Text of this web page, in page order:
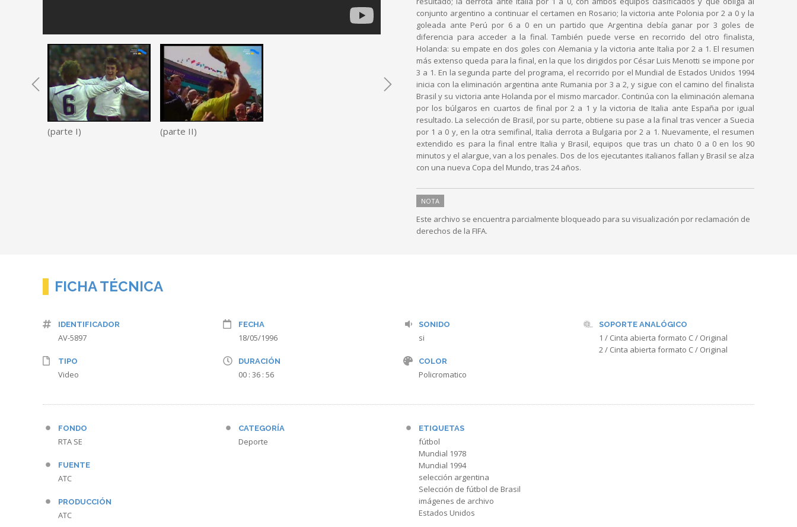
(parte I) (parte II)
conjunto argentino a continuar el certamen en Rosario; la victoria ante Polonia por 2 a 0 y la
goleada ante Perú por 6 a 0 en un partido que Argentina debía ganar por 3 goles de
diferencia para acceder a la final. También puede verse en recorrido del otro finalista,
Holanda: su empate en dos goles con Alemania y la victoria ante Italia por 2 a 1. El resumen
más extenso queda para la final, en la que los dirigidos por César Luis Menotti se impone por
3 a 1. En la segunda parte del programa, el recorrido por el Mundial de Estados Unidos 1994
inicia con la eliminación argentina ante Rumania por 3 a 2, y sigue con el camino del finalista
Brasil y su victoria ante Holanda por el mismo marcador. Continúa con la eliminación alemana
por los búlgaros en cuartos de final por 2 a 1 y la victoria de Italia ante España por igual
resultado. La selección de Brasil, por su parte, obtiene su pase a la final tras vencer a Suecia
por 1 a 0 y, en la otra semifinal, Italia derrota a Bulgaria por 2 a 1. Nuevamente, el resumen
extendido es para la final entre Italia y Brasil, equipos que tras un chato 0 a 0 en los 90
minutos y el alargue, van a los penales. Dos de los ejecutantes italianos fallan y Brasil se alza
con una nueva Copa del Mundo, tras 24 años.
NOTA
Este archivo se encuentra parcialmente bloqueado para su visualización por reclamación de
derechos de la FIFA.
FICHA TÉCNICA
IDENTIFICADOR
AV-5897
TIPO
Video
FECHA
18/05/1996
DURACIÓN
00 : 36 : 56
SONIDO
si
COLOR
Policromatico
SOPORTE ANALÓGICO
1 / Cinta abierta formato C / Original
2 / Cinta abierta formato C / Original
FONDO
RTA SE
FUENTE
ATC
PRODUCCIÓN
ATC
CATEGORÍA
Deporte
ETIQUETAS
fútbol
Mundial 1978
Mundial 1994
selección argentina
Selección de fútbol de Brasil
imágenes de archivo
Estados Unidos